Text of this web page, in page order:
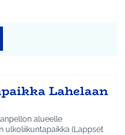
Riihikallio
teeman mukaan: Ympäristö
Lahelaan
alueelle
ulkoliikuntapaikka (Lappset